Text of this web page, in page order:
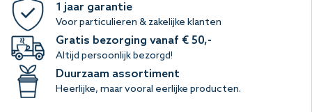
1 jaar garantie
Voor particulieren & zakelijke klanten
Gratis bezorging vanaf € 50,-
Altijd persoonlijk bezorgd!
Duurzaam assortiment
Heerlijke, maar vooral eerlijke producten.